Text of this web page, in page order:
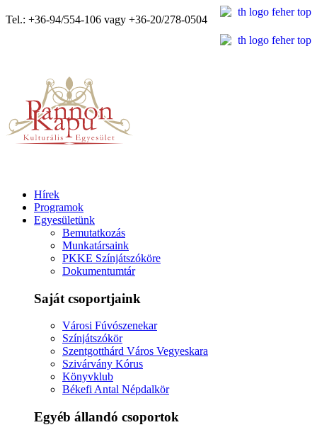
Tel.: +36-94/554-106 vagy +36-20/278-0504
Hírek
Programok
Egyesületünk
Bemutatkozás
Munkatársaink
PKKE Színjátszóköre
Dokumentumtár
Saját csoportjaink
Városi Fúvószenekar
Színjátszókör
Szentgotthárd Város Vegyeskara
Szivárvány Kórus
Könyvklub
Békefi Antal Népdalkör
Egyéb állandó csoportok